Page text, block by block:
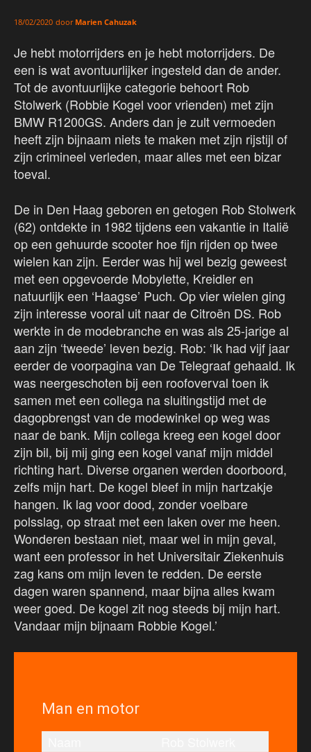
18/02/2020 door Marien Cahuzak
Je hebt motorrijders en je hebt motorrijders. De
een is wat avontuurlijker ingesteld dan de ander.
Tot de avontuurlijke categorie behoort Rob
Stolwerk (Robbie Kogel voor vrienden) met zijn
BMW R1200GS. Anders dan je zult vermoeden
heeft zijn bijnaam niets te maken met zijn rijstijl of
zijn crimineel verleden, maar alles met een bizar
toeval.
De in Den Haag geboren en getogen Rob Stolwerk
(62) ontdekte in 1982 tijdens een vakantie in Italië
op een gehuurde scooter hoe fijn rijden op twee
wielen kan zijn. Eerder was hij wel bezig geweest
met een opgevoerde Mobylette, Kreidler en
natuurlijk een ‘Haagse’ Puch. Op vier wielen ging
zijn interesse vooral uit naar de Citroën DS. Rob
werkte in de modebranche en was als 25-jarige al
aan zijn ‘tweede’ leven bezig. Rob: ‘Ik had vijf jaar
eerder de voorpagina van De Telegraaf gehaald. Ik
was neergeschoten bij een roofoverval toen ik
samen met een collega na sluitingstijd met de
dagopbrengst van de modewinkel op weg was
naar de bank. Mijn collega kreeg een kogel door
zijn bil, bij mij ging een kogel vanaf mijn middel
richting hart. Diverse organen werden doorboord,
zelfs mijn hart. De kogel bleef in mijn hartzakje
hangen. Ik lag voor dood, zonder voelbare
polsslag, op straat met een laken over me heen.
Wonderen bestaan niet, maar wel in mijn geval,
want een professor in het Universitair Ziekenhuis
zag kans om mijn leven te redden. De eerste
dagen waren spannend, maar bijna alles kwam
weer goed. De kogel zit nog steeds bij mijn hart.
Vandaar mijn bijnaam Robbie Kogel.’
Man en motor